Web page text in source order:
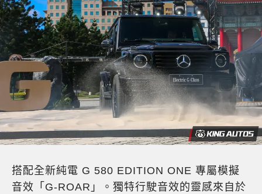
搭配全新純電 G 580 EDITION ONE 專屬模擬
音效「G-ROAR」。獨特行駛音效的靈感來自於